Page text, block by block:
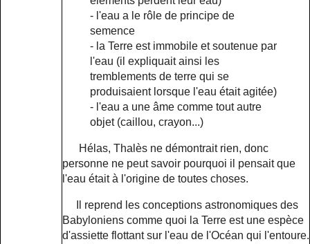
- l'eau a le rôle de principe de
semence
- la Terre est immobile et soutenue par
l'eau (il expliquait ainsi les
tremblements de terre qui se
produisaient lorsque l'eau était agitée)
- l'eau a une âme comme tout autre
objet (caillou, crayon...)
Hélas, Thalès ne démontrait rien, donc
personne ne peut savoir pourquoi il pensait que
l'eau était à l'origine de toutes choses.
Il reprend les conceptions astronomiques des
Babyloniens comme quoi la Terre est une espèce
d'assiette flottant sur l'eau de l'Océan qui l'entoure.